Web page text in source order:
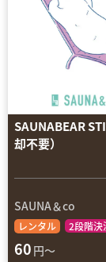
SAUNABEAR
却不要）
SAUNA＆co
レンタル 2段階決
60 円～